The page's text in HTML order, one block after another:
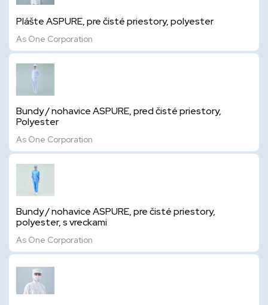
Plášte ASPURE, pre čisté priestory, polyester
As One Corporation
Bundy / nohavice ASPURE, pred čisté priestory,
Polyester
As One Corporation
Bundy / nohavice ASPURE, pre čisté priestory,
polyester, s vreckami
As One Corporation